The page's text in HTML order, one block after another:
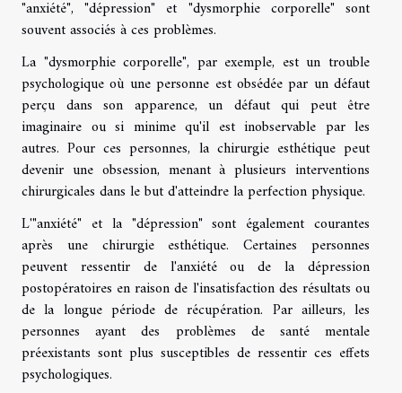
"anxiété", "dépression" et "dysmorphie corporelle" sont
souvent associés à ces problèmes.
La "dysmorphie corporelle", par exemple, est un trouble
psychologique où une personne est obsédée par un défaut
perçu dans son apparence, un défaut qui peut être
imaginaire ou si minime qu'il est inobservable par les
autres. Pour ces personnes, la chirurgie esthétique peut
devenir une obsession, menant à plusieurs interventions
chirurgicales dans le but d'atteindre la perfection physique.
L'"anxiété" et la "dépression" sont également courantes
après une chirurgie esthétique. Certaines personnes
peuvent ressentir de l'anxiété ou de la dépression
postopératoires en raison de l'insatisfaction des résultats ou
de la longue période de récupération. Par ailleurs, les
personnes ayant des problèmes de santé mentale
préexistants sont plus susceptibles de ressentir ces effets
psychologiques.